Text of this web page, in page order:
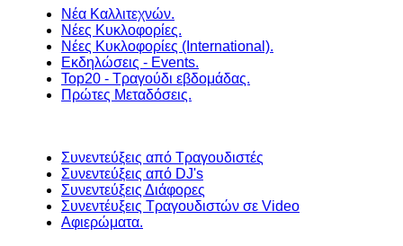
Νέα Καλλιτεχνών.
Νέες Κυκλοφορίες.
Νέες Κυκλοφορίες (International).
Εκδηλώσεις - Events.
Top20 - Τραγούδι εβδομάδας.
Πρώτες Μεταδόσεις.
Συνεντεύξεις από Τραγουδιστές
Συνεντεύξεις από DJ's
Συνεντεύξεις Διάφορες
Συνεντέυξεις Τραγουδιστών σε Video
Αφιερώματα.